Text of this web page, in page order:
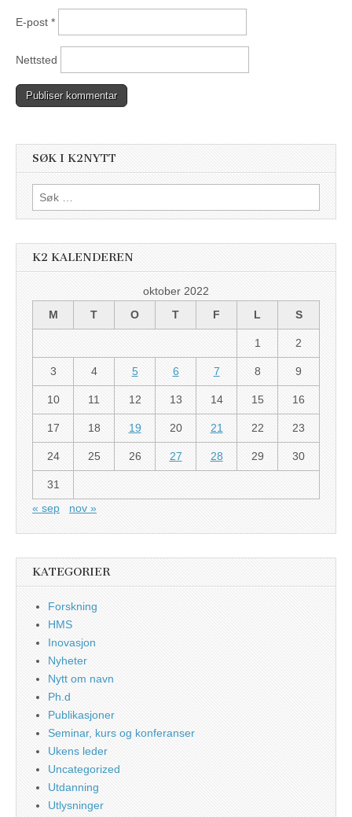
E-post *
Nettsted
SØK I K2NYTT
Søk
etter:
K2 KALENDEREN
oktober 2022
M
T O T F L S
1 2
3 4 5 6 7 8 9
10 11 12 13 14 15 16
17 18 19 20 21 22 23
24 25 26 27 28 29 30
31
« sep
nov »
KATEGORIER
Forskning
HMS
Inovasjon
Nyheter
Nytt om navn
Ph.d
Publikasjoner
Seminar, kurs og konferanser
Ukens leder
Uncategorized
Utdanning
Utlysninger